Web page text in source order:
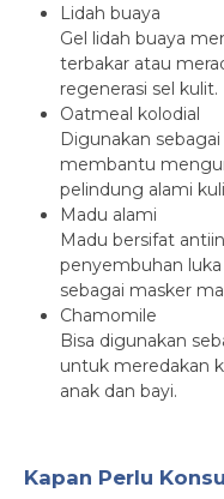
Lidah buaya
Gel lidah buaya
terbakar atau
regenerasi sel kulit.
Oatmeal kolodial
Digunakan
membantu
pelindung alami
Madu alami
Madu bersifat
penyembuhan
sebagai masker
Chamomile
Bisa digunakan
untuk meredakan
anak dan bayi.
Kapan Perlu